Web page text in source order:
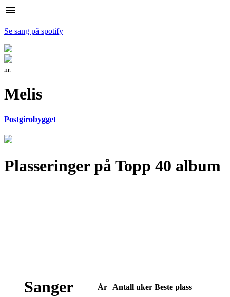
menu
Se sang på spotify
nr.
Melis
Postgirobygget
Plasseringer på Topp 40 album
Sanger År Antall uker Beste plass